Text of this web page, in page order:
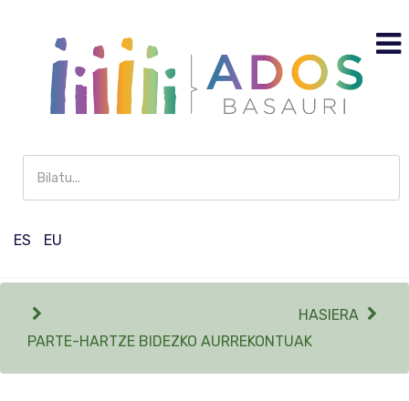
ES
EU
HASIERA
PARTE-HARTZE BIDEZKO AURREKONTUAK